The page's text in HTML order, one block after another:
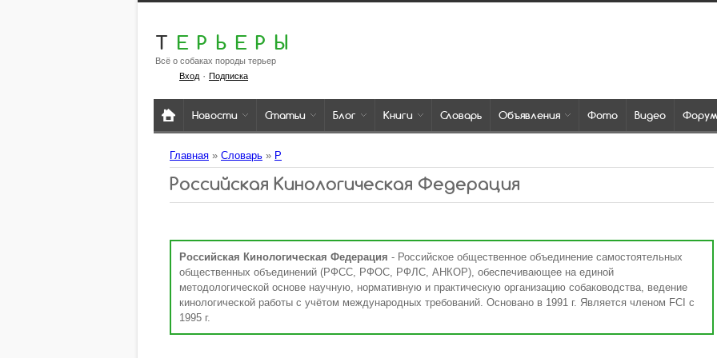
Т ЕРЬЕРЫ
Всё о собаках породы терьер
Вход· Подписка
Новости Статьи Блог Книги Словарь Объявления Фото Видео Форум
Главная » Словарь » Р
Российская Кинологическая Федерация
Российская Кинологическая Федерация - Российское общественное объединение самостоятельных
общественных объединений (РФСС, РФОС, РФЛС, АНКОР), обеспечивающее на единой
методологической основе научную, нормативную и практическую организацию собаководства, ведение
кинологической работы с учётом международных требований. Основано в 1991 г. Является членом FCI с
1995 г.